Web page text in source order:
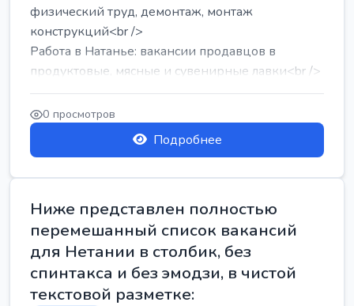
физический труд, демонтаж, монтаж
конструкций<br />
Работа в Натанье: вакансии продавцов в
продуктовые, мясные и сувенирные лавки<br />
Разнорабочий на сборку м...
0 просмотров
Подробнее
Ниже представлен полностью
перемешанный список вакансий
для Нетании в столбик, без
спинтакса и без эмодзи, в чистой
текстовой разметке: